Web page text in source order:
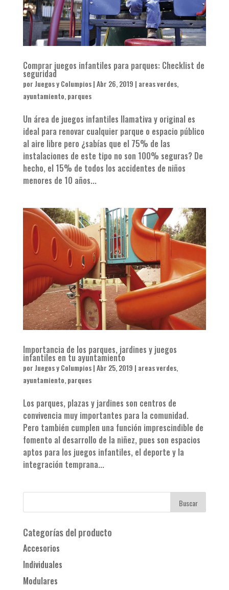
Comprar juegos infantiles para parques: Checklist de
seguridad
porJuegos y Columpios|Abr 26, 2019 | areas verdes,
ayuntamiento,parques
Un área de juegos infantiles llamativa y original es
ideal para renovar cualquier parque o espacio público
al aire libre pero ¿sabías que el 75% de las
instalaciones de este tipo no son 100% seguras? De
hecho, el 15% de todos los accidentes de niños
menores de 10 años...
Importancia de los parques, jardines y juegos
infantiles en tu ayuntamiento
porJuegos y Columpios|Abr 25, 2019 | areas verdes,
ayuntamiento,parques
Los parques, plazas y jardines son centros de
convivencia muy importantes para la comunidad.
Pero también cumplen una función imprescindible de
fomento al desarrollo de la niñez, pues son espacios
aptos para los juegos infantiles, el deporte y la
integración temprana...
Categorías del producto
Accesorios
Individuales
Modulares